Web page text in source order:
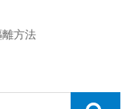
方法